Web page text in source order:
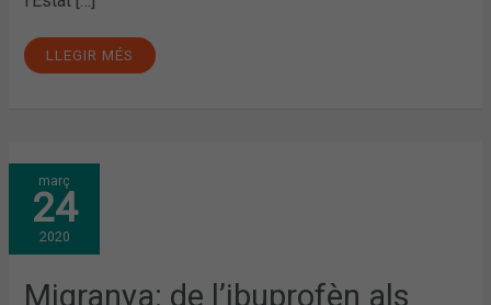
LLEGIR MÉS
març
24
2020
Migranya: de l’ibuprofèn als
MIGRANYA:
DE
L’IBUPROFÈN
ALS
BIOLÒGICS